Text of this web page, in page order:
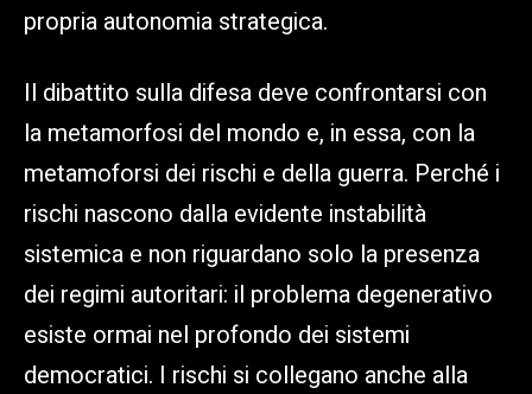
propria autonomia strategica.
Il dibattito sulla difesa deve confrontarsi con
la metamorfosi del mondo e, in essa, con la
metamoforsi dei rischi e della guerra. Perché i
rischi nascono dalla evidente instabilità
sistemica e non riguardano solo la presenza
dei regimi autoritari: il problema degenerativo
esiste ormai nel profondo dei sistemi
democratici. I rischi si collegano anche alla